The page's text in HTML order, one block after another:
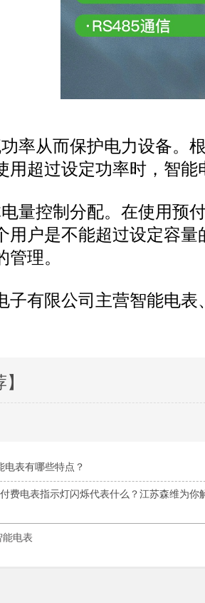
率从而保护电力设备。
用超过设定功率时，智能
量控制分配。在使用预
用户是不能超过设定容
理。
有限公司主营智能电表
电表有哪些特点？
费电表指示灯闪烁代表什么？江苏森维为你
能电表